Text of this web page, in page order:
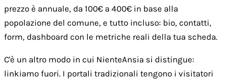
prezzo è annuale, da 100€ a 400€ in base alla
popolazione del comune, e tutto incluso: bio, contatti,
form, dashboard con le metriche reali della tua scheda.
C'è un altro modo in cui NienteAnsia si distingue:
linkiamo fuori. I portali tradizionali tengono i visitatori